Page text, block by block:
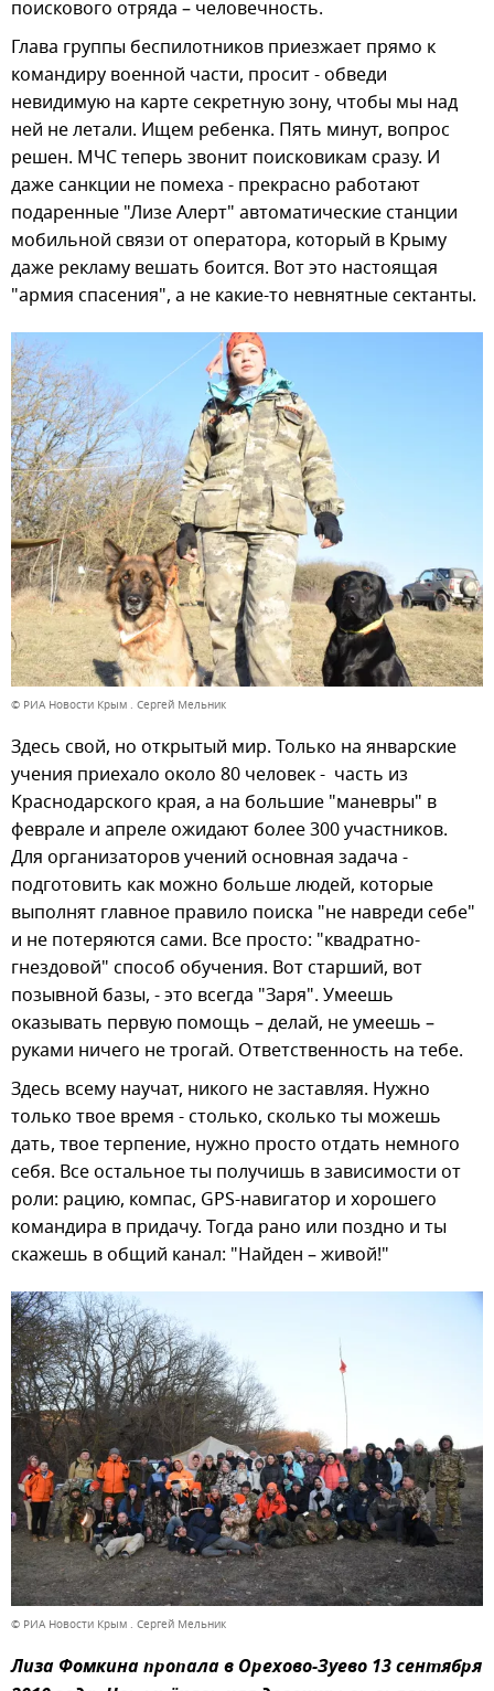
поискового отряда – человечность.
Глава группы беспилотников приезжает прямо к
командиру военной части, просит - обведи
невидимую на карте секретную зону, чтобы мы над
ней не летали. Ищем ребенка. Пять минут, вопрос
решен. МЧС теперь звонит поисковикам сразу. И
даже санкции не помеха - прекрасно работают
подаренные "Лизе Алерт" автоматические станции
мобильной связи от оператора, который в Крыму
даже рекламу вешать боится. Вот это настоящая
"армия спасения", а не какие-то невнятные сектанты.
© РИА Новости Крым . Сергей Мельник
Здесь свой, но открытый мир. Только на январские
учения приехало около 80 человек - часть из
Краснодарского края, а на большие "маневры" в
феврале и апреле ожидают более 300 участников.
Для организаторов учений основная задача -
подготовить как можно больше людей, которые
выполнят главное правило поиска "не навреди себе"
и не потеряются сами. Все просто: "квадратно-
гнездовой" способ обучения. Вот старший, вот
позывной базы, - это всегда "Заря". Умеешь
оказывать первую помощь – делай, не умеешь –
руками ничего не трогай. Ответственность на тебе.
Здесь всему научат, никого не заставляя. Нужно
только твое время - столько, сколько ты можешь
дать, твое терпение, нужно просто отдать немного
себя. Все остальное ты получишь в зависимости от
роли: рацию, компас, GPS-навигатор и хорошего
командира в придачу. Тогда рано или поздно и ты
скажешь в общий канал: "Найден – живой!"
© РИА Новости Крым . Сергей Мельник
Лиза Фомкина пропала в Орехово-Зуево 13 сентября